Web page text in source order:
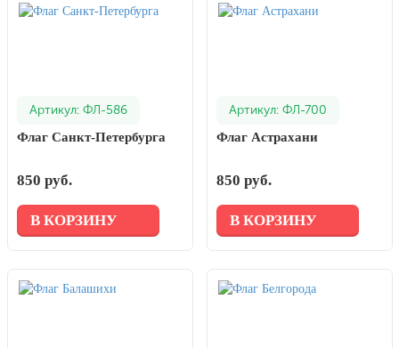
Артикул: ФЛ-586
Флаг Санкт-Петербурга
850 руб.
В КОРЗИНУ
Артикул: ФЛ-700
Флаг Астрахани
850 руб.
В КОРЗИНУ